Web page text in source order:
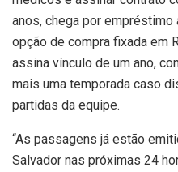
anos, chega por
opção de compra fixada em
assina vínculo de um ano,
mais uma temporada caso
partidas da equipe.
“As passagens já estão
Salvador nas próximas 24